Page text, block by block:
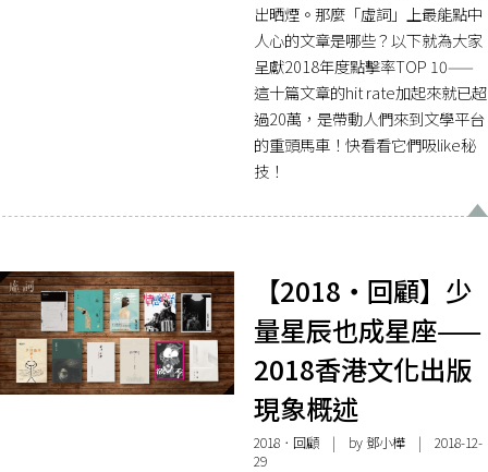
出晒煙。那麼「虛詞」上最能點中
人心的文章是哪些？以下就為大家
呈獻2018年度點擊率TOP 10——
這十篇文章的hit rate加起來就已超
過20萬，是帶動人們來到文學平台
的重頭馬車！快看看它們吸like秘
技！
【2018・回顧】少
量星辰也成星座——
2018香港文化出版
現象概述
2018．回顧| by鄧小樺| 2018-12-
29